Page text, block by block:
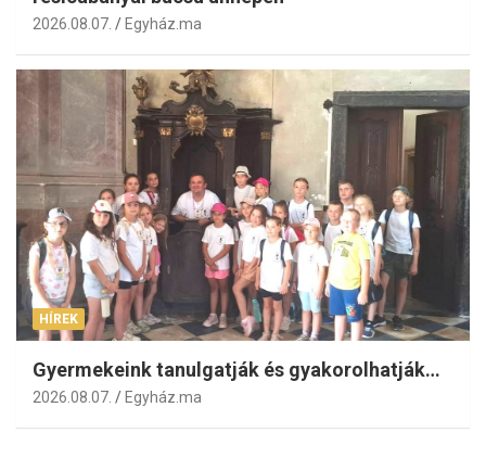
2026.08.07. Egyház.ma
HÍREK
Gyermekeink tanulgatják és gyakorolhatják…
2026.08.07. Egyház.ma